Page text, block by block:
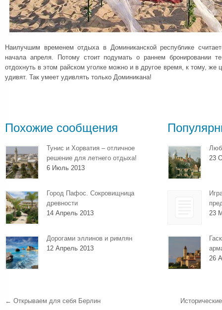
Наилучшим временем отдыха в Доминиканской республике
начала апреля. Потому стоит подумать о раннем бронировании
отдохнуть в этом райском уголке можно и в другое время, к тому, же
удивят. Так умеет удивлять только Доминикана!
Похожие сообщения
Тунис и Хорватия – отличное
решение для летнего отдыха!
6 Июль 2013
Город Пафос. Сокровищница
древности
14 Апрель 2013
Дорогами эллинов и римлян
12 Апрель 2013
23
23
26
← Открываем для себя Берлин